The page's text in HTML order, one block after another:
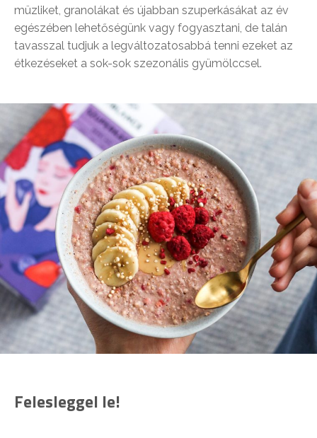
müzliket, granolákat és újabban szuperkásákat az év
egészében lehetőségünk vagy fogyasztani, de talán
tavasszal tudjuk a legváltozatosabbá tenni ezeket az
étkezéseket a sok-sok szezonális gyümölccsel.
Felesleggel le!